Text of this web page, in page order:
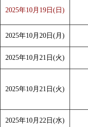
2025年10月19日(日)
2025年10月20日(月)
2025年10月21日(火)
2025年10月21日(火)
2025年10月22日(水)